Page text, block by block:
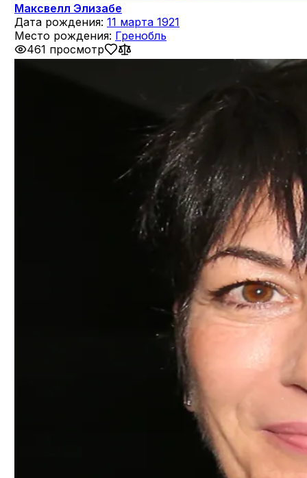
Максвелл Элизабе
Дата рождения: 11 марта 1921
Место рождения: Гренобль
461 просмотр